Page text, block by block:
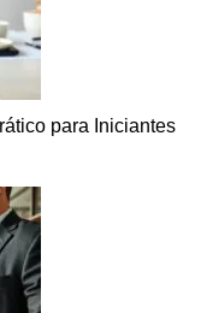
para Iniciantes